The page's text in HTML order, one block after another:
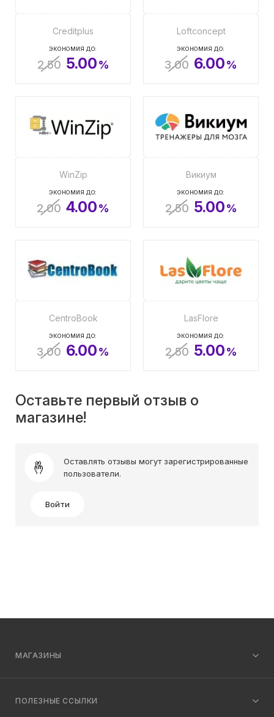
Creditplus
ЭКОНОМИЯ ДО:
2.50 5.00%
Loftconcept
ЭКОНОМИЯ ДО:
3.00 6.00%
WinZip
ЭКОНОМИЯ ДО:
2.00 4.00%
Викиум
ЭКОНОМИЯ ДО:
2.50 5.00%
CentroBook
ЭКОНОМИЯ ДО:
3.00 6.00%
LasFlore
ЭКОНОМИЯ ДО:
2.50 5.00%
Оставьте первый отзыв о
магазине!
Оставлять отзывы могут зарегистрированные
пользователи.
Войти
МАГАЗИНЫ
ПОЛЕЗНЫЕ ССЫЛКИ